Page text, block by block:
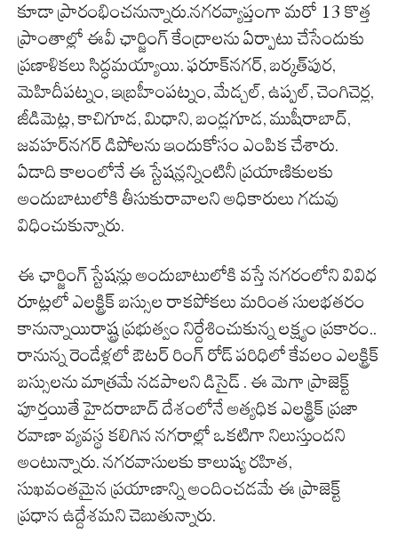
కూడా ప్రారంభించనున్నారు.నగరవ్యాప్తంగా మరో 13 కొత్త
ప్రాంతాల్లో ఈవీ ఛార్జింగ్‌ కేంద్రాలను ఏర్పాటు చేసేందుకు
ప్రణాళికలు సిద్ధమయ్యాయి. ఫరూక్‌నగర్, బర్కత్‌పుర,
మెహిదీపట్నం, ఇబ్రహీంపట్నం, మేడ్చల్, ఉప్పల్, చెంగిచెర్ల,
జీడిమెట్ల, కాచిగూడ, మిధాని, బండ్లగూడ, ముషీరాబాద్,
జవహర్‌నగర్‌ డిపోలను ఇందుకోసం ఎంపిక చేశారు.
ఏడాది కాలంలోనే ఈ స్టేషన్లన్నింటినీ ప్రయాణికులకు
అందుబాటులోకి తీసుకురావాలని అధికారులు గడువు
విధించుకున్నారు.
ఈ ఛార్జింగ్ స్టేషన్లు అందుబాటులోకి వస్తే నగరంలోని వివిధ
రూట్లలో ఎలక్ట్రిక్ బస్సుల రాకపోకలు మరింత సులభతరం
కానున్నాయిరాష్ట్ర ప్రభుత్వం నిర్దేశించుకున్న లక్ష్యం ప్రకారం..
రానున్న రెండేళ్లలో ఔటర్ రింగ్ రోడ్ పరిధిలో కేవలం ఎలక్ట్రిక్
బస్సులను మాత్రమే నడపాలని డిసైడ్ . ఈ మెగా ప్రాజెక్ట్
పూర్తయితే హైదరాబాద్ దేశంలోనే అత్యధిక ఎలక్ట్రిక్ ప్రజా
రవాణా వ్యవస్థ కలిగిన నగరాల్లో ఒకటిగా నిలుస్తుందని
అంటున్నారు. నగరవాసులకు కాలుష్య రహిత,
సుఖవంతమైన ప్రయాణాన్ని అందించడమే ఈ ప్రాజెక్ట్
ప్రధాన ఉద్దేశమని చెబుతున్నారు.